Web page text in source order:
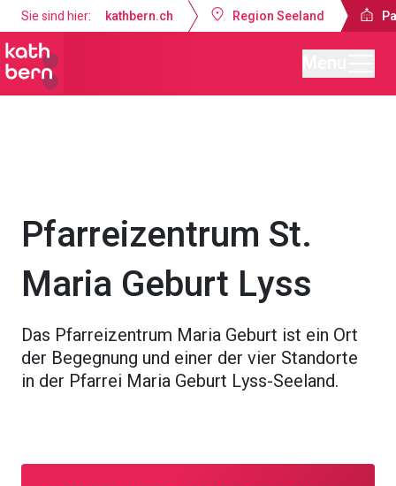
Sie sind hier: kathbern.ch Region Seeland
Pfarreizentrum St.
Maria Geburt Lyss
Das Pfarreizentrum Maria Geburt ist ein Ort
der Begegnung und einer der vier Standorte
in der Pfarrei Maria Geburt Lyss-Seeland.